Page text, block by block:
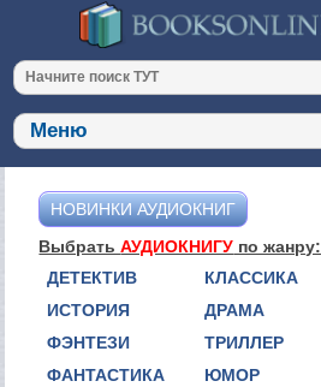
НОВИНКИ АУДИОКНИГ
ВыбратьАУДИОКНИГУ по жанру:
ДЕТЕКТИВ
ИСТОРИЯ
ФЭНТЕЗИ
ФАНТАСТИКА
КЛАССИКА
ДРАМА
ТРИЛЛЕР
ЮМОР